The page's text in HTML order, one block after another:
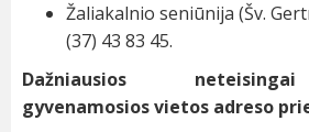
Žaliakalnio seniūnija (Šv.
(37) 43 83 45.
Dažniausios
gyvenamosios vietos adreso